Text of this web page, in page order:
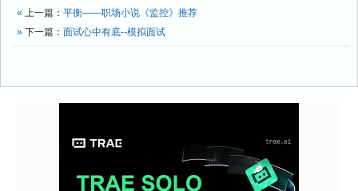
« 上一篇： 平衡——职场小说《监控》推荐
» 下一篇： 面试心中有底--模拟面试